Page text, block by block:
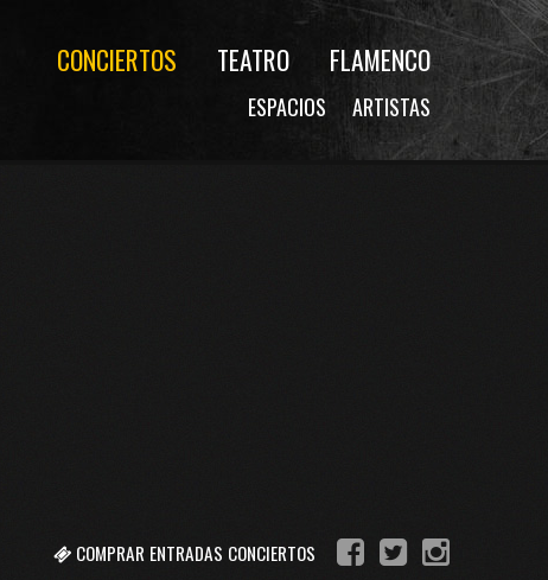
CONCIERTOS TEATRO FLAMENCO
ESPACIOS ARTISTAS
COMPRAR ENTRADAS CONCIERTOS